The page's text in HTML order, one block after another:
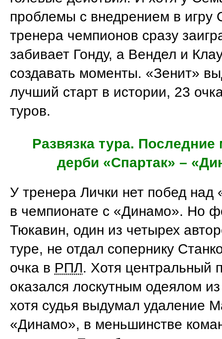
проблемы с внедрением в игру
тренера чемпионов сразу
забивает Гонду, а Вендел и
создавать моменты. «Зенит»
лучший старт в истории, 23
туров.
Развязка тура.
дерби «Спартак» –
У тренера Лички нет побед над
в чемпионате с «Динамо». Но
Тюкавин, один из четырех
туре, не отдал сопернику
очка в РПЛ. Хотя центральный
оказался лоскутным одеялом
хотя судья выдумал удаление
«Динамо», в меньшинстве